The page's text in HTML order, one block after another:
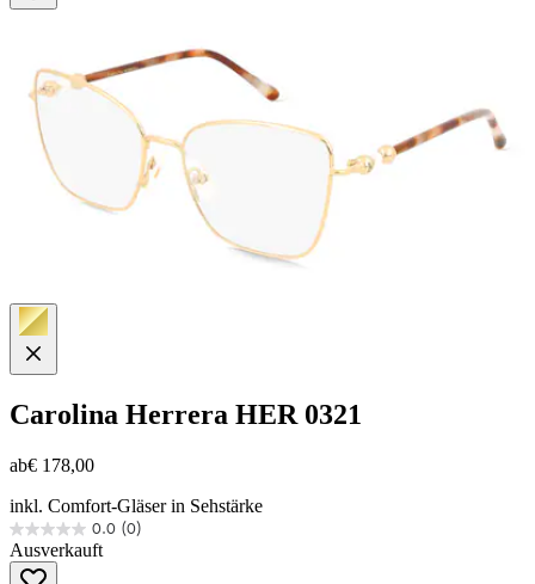
Sternen.
Carolina Herrera HER 0321
ab€ 178,00
inkl. Comfort-Gläser in Sehstärke
0.0 (0)
0.0
von
Ausverkauft